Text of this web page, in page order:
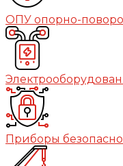
ОПУ опорно-
Приборы